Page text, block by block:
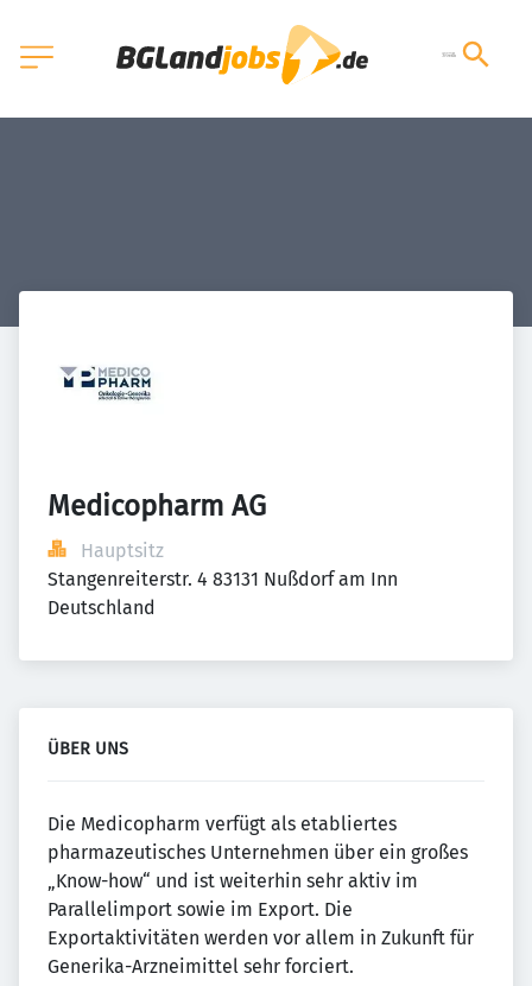
Medicopharm AG
Hauptsitz
Stangenreiterstr. 4 83131 Nußdorf am Inn
Deutschland
ÜBER UNS
Die Medicopharm verfügt als etabliertes
pharmazeutisches Unternehmen über ein großes
„Know-how“ und ist weiterhin sehr aktiv im
Parallelimport sowie im Export. Die
Exportaktivitäten werden vor allem in Zukunft für
Generika-Arzneimittel sehr forciert.